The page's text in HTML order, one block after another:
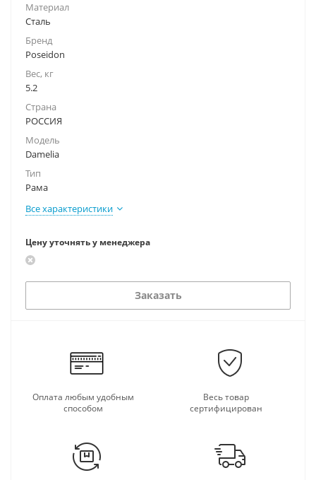
Материал
Сталь
Бренд
Poseidon
Вес, кг
5.2
Страна
РОССИЯ
Модель
Damelia
Тип
Рама
Все характеристики
Цену уточнять у менеджера
Заказать
Оплата любым удобным
способом
Весь товар
сертифицирован